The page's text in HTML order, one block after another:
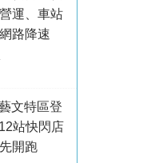
運、車站
路降速
文特區登
站快閃店
開跑